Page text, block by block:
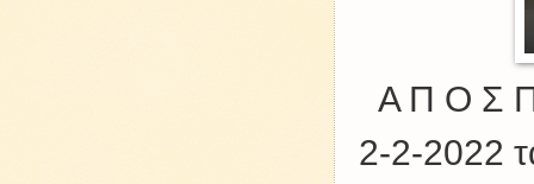
Α Π Ο Σ Π
2-2-2022